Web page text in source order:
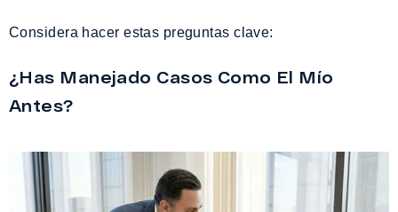
Considera hacer estas preguntas clave:
¿Has Manejado Casos Como El Mío
Antes?